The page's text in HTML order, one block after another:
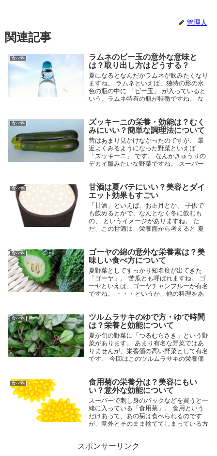
管理人
関連記事
食べ物
ラムネのビー玉の意外な意味と
は？取り出し方はどうする？
夏になるとなんだかラムネが飲みたくなり
ますね。 ラムネといえば、独特の形の水
色の瓶の中に 「ビー玉」 が入っていると
いう、ラムネ特有の瓶が特徴ですね。 な
2015.05.11
食べ物
ズッキーニの栄養・効能は？むく
みにいい？簡単な調理法について
昔はあまり見かけなかったのですが、 最
近よくみるようになった野菜といえば
「ズッキーニ」 です。 なんかきゅうりの
デカイ版みたいな野菜ですね。 スーパー
2015.06.06
食べ物
甘酒は夏バテにいい？美容とダイ
エット効果もすごい
「甘酒」といえば、お正月とか、 子供で
も飲めるとかで、なんとなく冬に飲むも
の、 というイメージがありますね。 た
だ、この甘酒は、栄養面から考えると 夏
2015.07.14
食べ物
ゴーヤの綿の意外な栄養素は？美
味しい食べ方について
夏野菜としてすっかり知名度が出てきた
「ゴーヤ」。 苦瓜とも呼ばれますね。 ゴ
ーヤといえば、ゴーヤチャンプルーが有名
ですね。 ・・・というか、他の料理をあ
2015.06.08
食べ物
ツルムラサキのゆで方・ゆで時間
は？栄養と効能について
夏が旬の野菜に「つるむらさき」という野
菜があります。 あまり有名な野菜ではあ
りませんが、栄養価の高い野菜として有名
です。 今回はこのツルムラサキの栄養価
2017.06.11
食べ物
食用菊の栄養分は？美容にもい
い？意外な効能について
スーパーで刺し身のパックなどを買うと一
緒に入っている「食用菊」。 食用という
だけあって、あの菊は食べられるのです
が、意外とそのまま捨ててしまっている方
...
スポンサーリンク